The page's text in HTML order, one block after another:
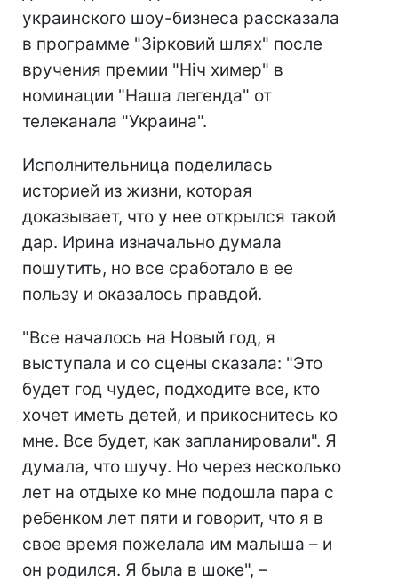
украинского шоу-бизнеса рассказала
в программе "Зірковий шлях" после
вручения премии "Ніч химер" в
номинации "Наша легенда" от
телеканала "Украина".
Исполнительница поделилась
историей из жизни, которая
доказывает, что у нее открылся такой
дар. Ирина изначально думала
пошутить, но все сработало в ее
пользу и оказалось правдой.
"Все началось на Новый год, я
выступала и со сцены сказала: "Это
будет год чудес, подходите все, кто
хочет иметь детей, и прикоснитесь ко
мне. Все будет, как запланировали". Я
думала, что шучу. Но через несколько
лет на отдыхе ко мне подошла пара с
ребенком лет пяти и говорит, что я в
свое время пожелала им малыша – и
он родился. Я была в шоке", –